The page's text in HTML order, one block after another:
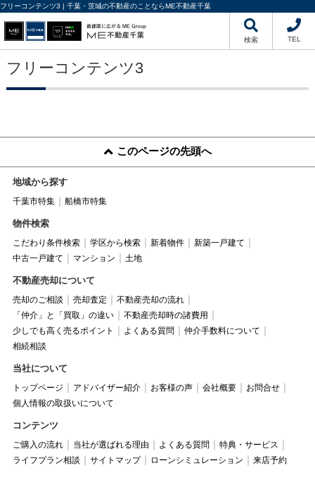
フリーコンテンツ3 | 千葉・茨城の不動産のことならME不動産千葉
検索 TEL
フリーコンテンツ3
このページの先頭へ
地域から探す
千葉市特集 船橋市特集
物件検索
こだわり条件検索 学区から検索 新着物件
新築一戸建て
中古一戸建て
マンション 土地
不動産売却について
売却のご相談 売却査定
不動産売却の流れ
「仲介」と「買取」の違い
不動産売却時の諸費用
少しでも高く売るポイント
よくある質問
仲介手数料について
相続相談
当社について
トップページ アドバイザー紹介 お客様の声 会社概要
お問合せ
個人情報の取扱いについて
コンテンツ
ご購入の流れ 当社が選ばれる理由 よくある質問
特典・サービス
ライフプラン相談
サイトマップ ローンシミュレーション 来店予約